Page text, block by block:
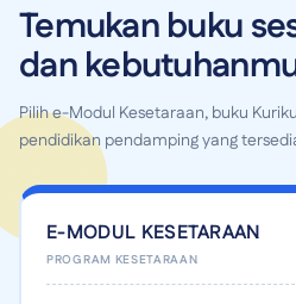
Temukan buku
dan
Pilih e-Modul Kesetaraan, buku
pendidikan pendamping yang
E-MODUL KESETARAAN